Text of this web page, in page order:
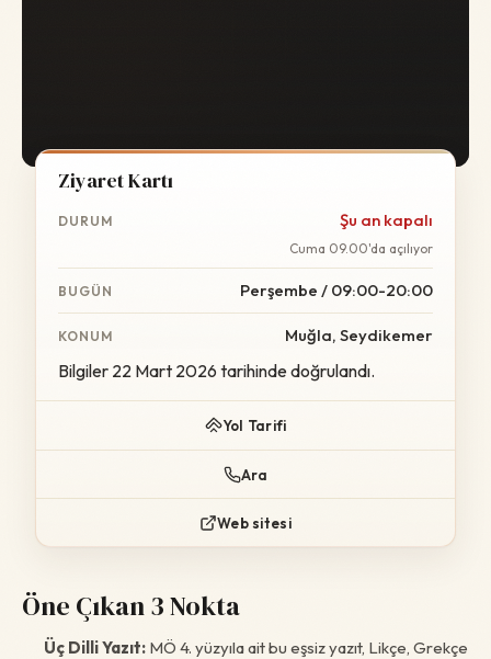
Ziyaret Kartı
DURUM Şu an kapalı
Cuma 09.00'da açılıyor
BUGÜN Perşembe / 09:00-20:00
KONUM Muğla, Seydikemer
Bilgiler 22 Mart 2026 tarihinde doğrulandı.
Yol Tarifi
Ara
Web sitesi
Öne Çıkan 3 Nokta
Üç Dilli Yazıt: MÖ 4. yüzyıla ait bu eşsiz yazıt, Likçe, Grekçe